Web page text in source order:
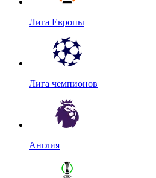
Лига Европы
Лига чемпионов
Англия